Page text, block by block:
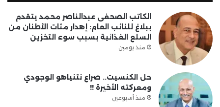
الكاتب الصحفى عبدالناصر محمد يتقدم
ببلاغ للنائب العام: إهدار مئات الأطنان من
السلع الغذائية بسبب سوء التخزين
منذ يومين
حل الكنسيت.. صراع نتنياهو الوجودي
ومعركته الأخيرة !!
منذ أسبوعين